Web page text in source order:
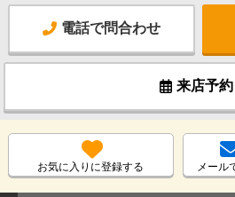
電話で問合わせ
来店予約
お気に入りに登録する メール